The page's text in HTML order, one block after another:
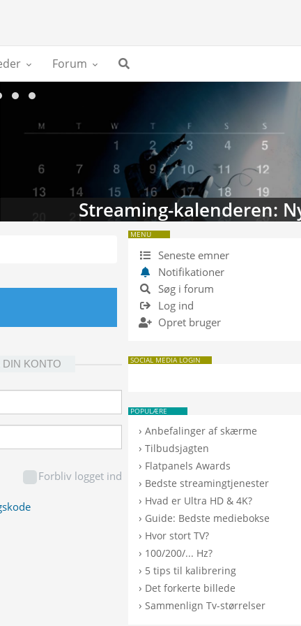
Forum
Streaming-kalenderen:
KONTO
Forbliv logget ind
MENU
Seneste emner
Notifikationer
Søg i forum
Log ind
Opret bruger
SOCIAL MEDIA LOGIN
POPULÆRE
›Anbefalinger af skærme
›Tilbudsjagten
› Flatpanels Awards
› Bedste streamingtjenester
› Hvad er Ultra HD & 4K?
› Guide: Bedste mediebokse
› Hvor stort TV?
› 100/200/... Hz?
› 5 tips til kalibrering
› Det forkerte billede
›Sammenlign Tv-størrelser